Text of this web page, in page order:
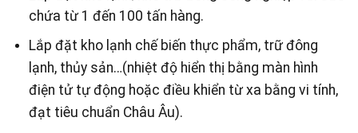
chứa từ 1 đến 100 tấn hàng.
Lắp đặt kho lạnh chế biến thực phẩm, trữ đông
lạnh, thủy sản…(nhiệt độ hiển thị bằng màn hình
điện tử tự động hoặc điều khiển từ xa bằng vi tính,
đạt tiêu chuẩn Châu Âu).